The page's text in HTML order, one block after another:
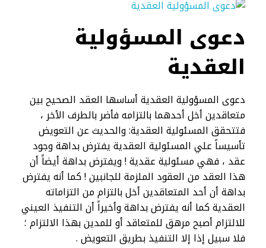
دعوى المسؤولية
العقدية​
دعوى المسؤولية العقدية أساسها العقد الصحيح بين
متعاقدين أخل أحدهما بالتزامه فأضر بالطرف الأخر ،
فتتحقق المسئولية العقدية: والحديث عن التعويض
تأسيساً علي المسئولية العقدية يفترض بداهة وجود
عقد ، فهي مسئولية عقدية ! ويفترض بداهة أيضاً أن
هذا العقد من العقود الملزمة للجانبين ! كما أنه يفترض
بداهة أن أحد المتعاقدين أخل بالتزام من التزاماته
العقدية كما أنه يفترض بداهة وأخيراً أن التنفيذ العيني
للالتزام أصبح مرهق للمتعاقد أو للمدين بهذا الالتزام ؛
فلا سبيل إذا إلا التنفيذ بطريق التعويض .